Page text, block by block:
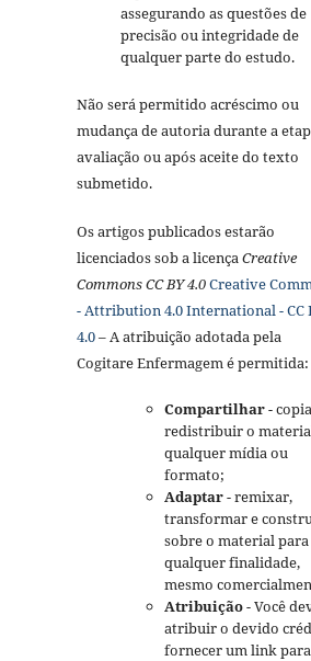
assegurando as questões de
precisão ou integridade de
qualquer parte do estudo.
Não será permitido acréscimo ou
mudança de autoria durante a
avaliação ou após aceite do texto
submetido.
Os artigos publicados estarão
licenciados sob a licença Creative
Commons CC BY 4.0Creative
- Attribution 4.0 International - CC
4.0– A atribuição adotada pela
Cogitare Enfermagem é permitida:
Compartilhar-
redistribuir o
qualquer mídia ou
formato;
Adaptar- remixar,
transformar e
sobre o material para
qualquer finalidade,
mesmo
Atribuição- Você
atribuir o devido
fornecer um link